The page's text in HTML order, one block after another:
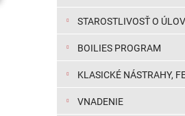
STAROSTLIVOSŤ O
BOILIES PROGRAM
KLASICKÉ NÁSTRAHY,
VNADENIE